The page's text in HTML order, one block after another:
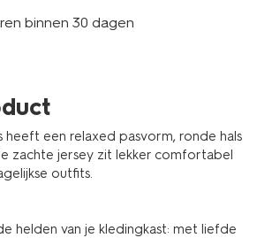
binnen 30 dagen
heeft een relaxed pasvorm, ronde hals
zachte jersey zit lekker comfortabel
outfits.
helden van je kledingkast: met liefde